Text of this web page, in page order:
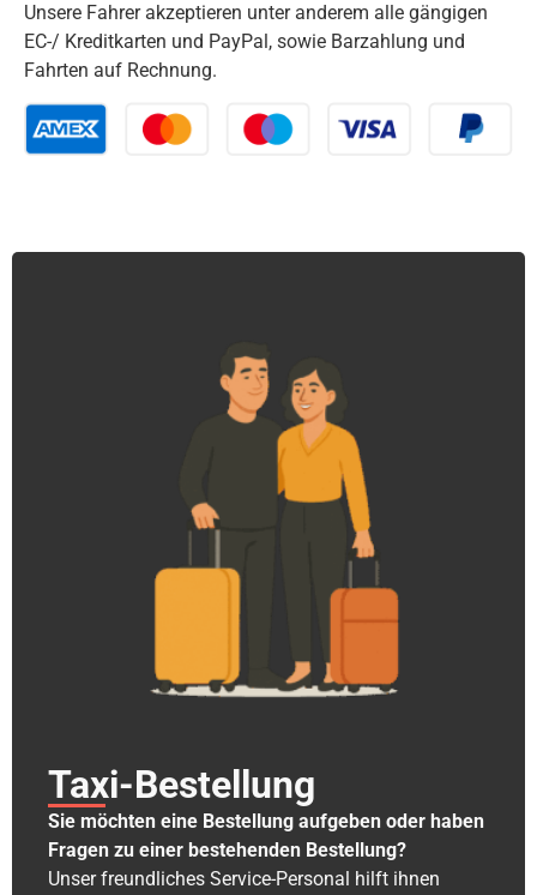
Unsere Fahrer akzeptieren unter anderem alle gängigen
EC-/ Kreditkarten und PayPal, sowie Barzahlung und
Fahrten auf Rechnung.
Taxi-Bestellung
Sie möchten eine Bestellung aufgeben oder haben
Fragen zu einer bestehenden Bestellung?
Unser freundliches Service-Personal hilft ihnen